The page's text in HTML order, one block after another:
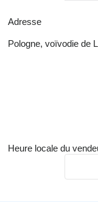
Adresse
Pologne, voïvodie de
Heure locale du